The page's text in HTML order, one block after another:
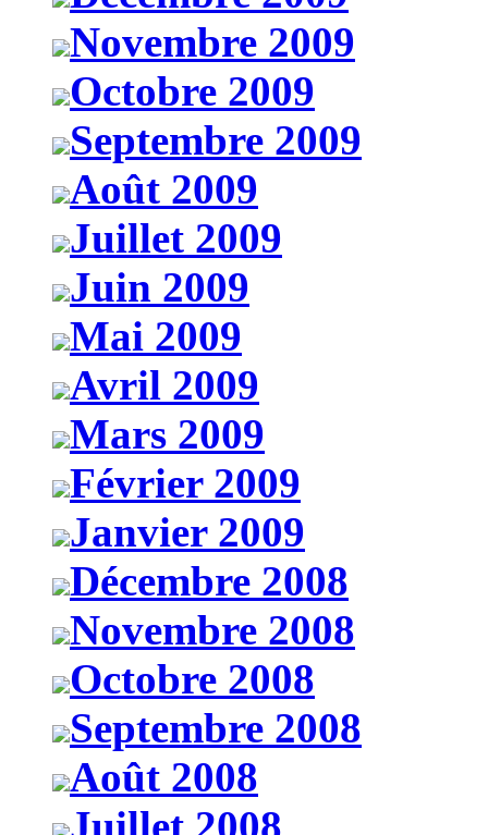
Novembre 2009
Octobre 2009
Septembre 2009
Août 2009
Juillet 2009
Juin 2009
Mai 2009
Avril 2009
Mars 2009
Février 2009
Janvier 2009
Décembre 2008
Novembre 2008
Octobre 2008
Septembre 2008
Août 2008
Juillet 2008